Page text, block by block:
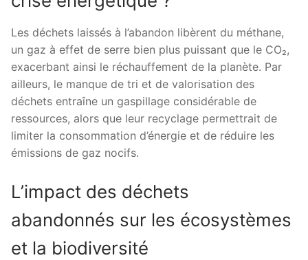
Les déchets laissés à l’abandon libèrent du méthane,
un gaz à effet de serre bien plus puissant que le CO₂,
exacerbant ainsi le réchauffement de la planète. Par
ailleurs, le manque de tri et de valorisation des
déchets entraîne un gaspillage considérable de
ressources, alors que leur recyclage permettrait de
limiter la consommation d’énergie et de réduire les
émissions de gaz nocifs.
L’impact des déchets
abandonnés sur les écosystèmes
et la biodiversité